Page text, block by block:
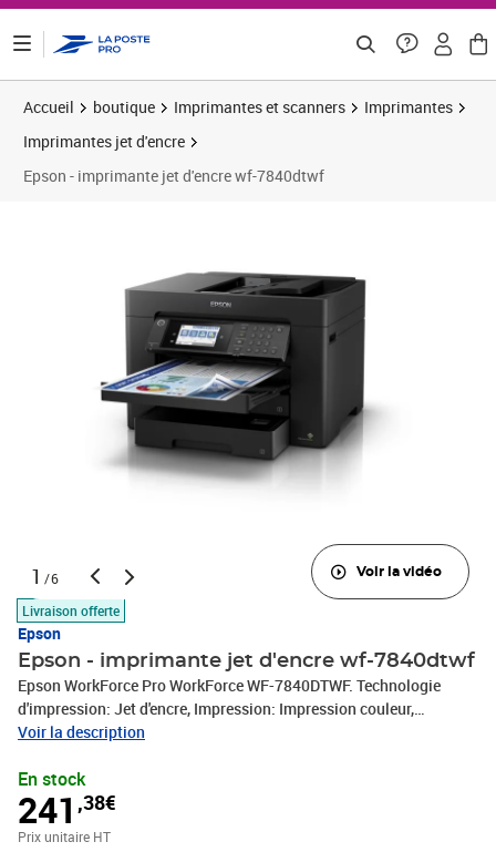
Accueil boutique Imprimantes et scanners
Imprimantes
Imprimantes jet d'encre
Epson - imprimante jet d'encre wf-7840dtwf
Voir la vidéo
1 /6
Livraison offerte
Epson
Epson - imprimante jet d'encre wf-7840dtwf
Epson WorkForce Pro WorkForce WF-7840DTWF. Technologie
d'impression: Jet d'encre, Impression: Impression couleur,
Résolution maximale: 4800 x 2400 DPI. Numérisation:
2400 DPI. Télécopier: Télécopie couleur. Taille de papier de série A
ISO maximum: A3. Wifi. Couleur du produit: Noir
Voir la description
En stock
241 ,38€
Prix unitaire HT